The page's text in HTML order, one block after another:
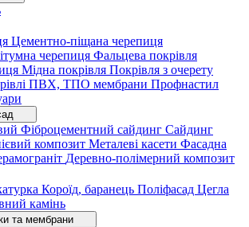
Цементно-піщана черепиця
черепиця Фальцева покрівля
Мідна покрівля Покрівля з очерету
ПВХ, ТПО мембрани Профнастил
Фіброцементний сайдинг Сайдинг
композит Металеві касети Фасадна
Деревно-полімерний композит
Короїд, баранець Поліфасад Цегла
камінь
та мембрани